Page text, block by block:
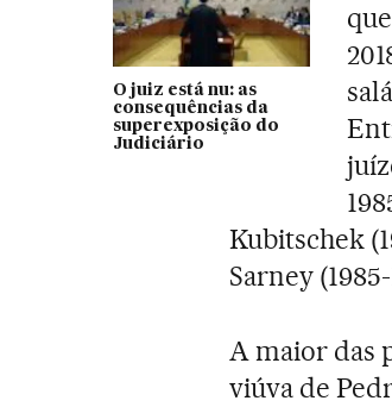
O juiz está nu: as
consequências da
superexposição do
Judiciário
Kubitschek
Sarney
A maior das
viúva de